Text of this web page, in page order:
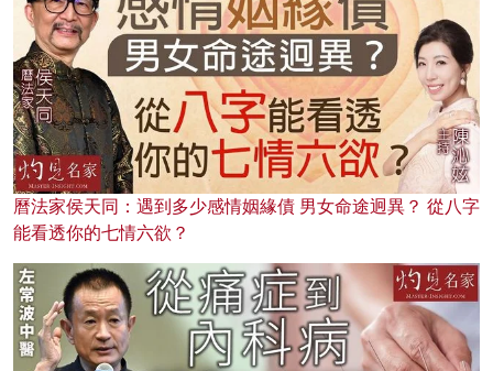
曆法家侯天同：遇到多少感情姻緣債 男女命途迥異？ 從八字
能看透你的七情六欲？